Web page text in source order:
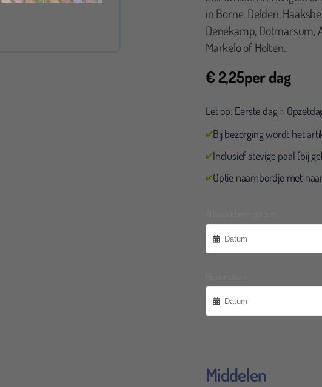
in Borne, Delden,
Denekamp, Ootmarsum,
Markelo of Holten.
€2,25per dag
Let op: Eerste dag =
Bij bezorging wordt het
Inclusief stevige paal (bij
Optie naambordje met
Middelen
Alles supernetjes geregeld voor pensioen van onze collega.